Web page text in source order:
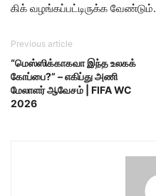
கிக் வழங்கப்பட்டிருக்க வேண்டும்.
Previous article
“மெஸ்ஸிக்காகவா இந்த உலகக்
கோப்பை?” – எகிப்து அணி
மேலாளர் ஆவேசம் | FIFA WC
2026